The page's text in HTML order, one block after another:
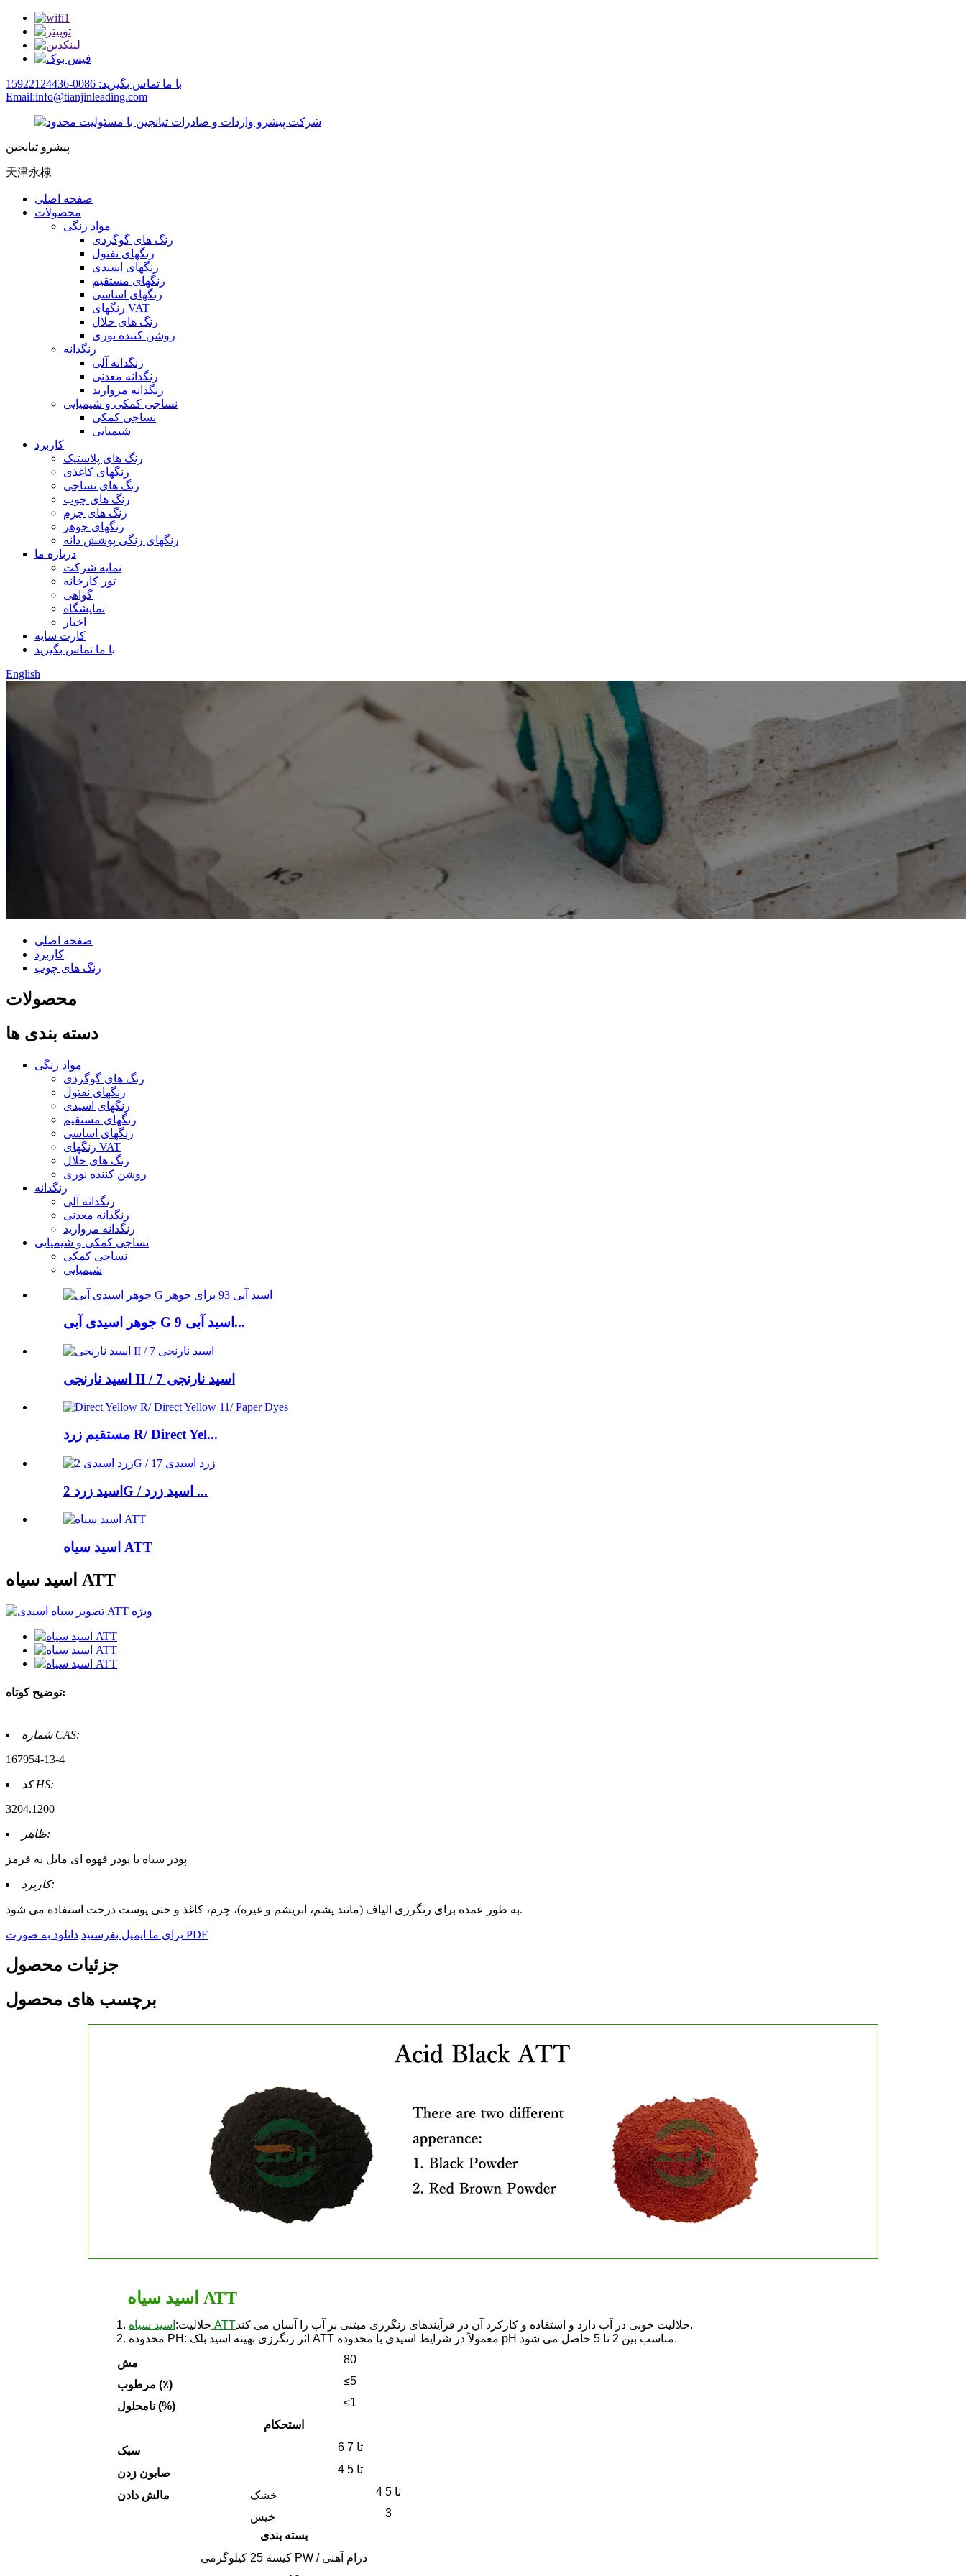
با ما تماس بگیرید: 0086-15922124436
Email:info@tianjinleading.com
پیشرو تیانجین
天津永棣
صفحه اصلی
محصولات
مواد رنگی
رنگ های گوگردی
رنگهای نفتول
رنگهای اسیدی
رنگهای مستقیم
رنگهای اساسی
رنگهای VAT
رنگ های حلال
روشن کننده نوری
رنگدانه
رنگدانه آلی
رنگدانه معدنی
رنگدانه مروارید
نساجی کمکی و شیمیایی
نساجی کمکی
شیمیایی
کاربرد
رنگ های پلاستیک
رنگهای کاغذی
رنگ های نساجی
رنگ های چوب
رنگ های چرم
رنگهای جوهر
رنگهای رنگی پوشش دانه
درباره ما
نمایه شرکت
تور کارخانه
گواهی
نمایشگاه
اخبار
کارت سایه
با ما تماس بگیرید
English
صفحه اصلی
کاربرد
رنگ های چوب
محصولات
دسته بندی ها
مواد رنگی
رنگ های گوگردی
رنگهای نفتول
رنگهای اسیدی
رنگهای مستقیم
رنگهای اساسی
رنگهای VAT
رنگ های حلال
روشن کننده نوری
رنگدانه
رنگدانه آلی
رنگدانه معدنی
رنگدانه مروارید
نساجی کمکی و شیمیایی
نساجی کمکی
شیمیایی
جوهر اسیدی آبی G اسید آبی 9...
اسید نارنجی II / اسید نارنجی 7
مستقیم زرد R/ Direct Yel...
اسید زرد 2G / اسید زرد ...
اسید سیاه ATT
اسید سیاه ATT
توضیح کوتاه:
شماره CAS:
167954-13-4
کد HS:
3204.1200
ظاهر:
پودر سیاه یا پودر قهوه ای مایل به قرمز
کاربرد:
به طور عمده برای رنگرزی الیاف (مانند پشم، ابریشم و غیره)، چرم، کاغذ و حتی پوست درخت استفاده می شود.
برای ما ایمیل بفرستید دانلود به صورت PDF
جزئیات محصول
برچسب های محصول
اسید سیاه ATT
1. حلالیت: اسید سیاه ATT
حلالیت خوبی در آب دارد و استفاده و کارکرد آن در فرآیندهای رنگرزی مبتنی بر آب را آسان می کند.
2. محدوده PH: اثر رنگرزی بهینه اسید بلک ATT معمولاً در شرایط اسیدی با محدوده pH مناسب بین 2 تا 5 حاصل می شود.
مش
80
مرطوب (٪) ≤5
نامحلول (%)
≤1
استحکام
سبک 6 تا 7
صابون زدن 4 تا 5
مالش دادن خشک 4 تا 5
خیس
3
بسته بندی
کیسه 25 کیلوگرمی PW / درام آهنی